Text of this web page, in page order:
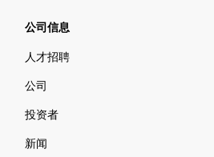
公司信息
人才招聘
公司
投资者
新闻